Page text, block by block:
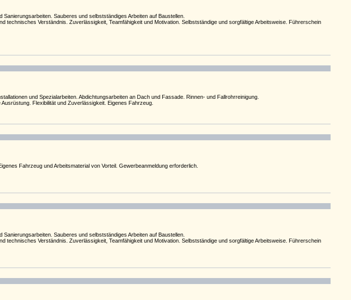
Sauberes und selbstständiges Arbeiten auf Baustellen.
Verständnis. Zuverlässigkeit, Teamfähigkeit und Motivation. Selbstständige und sorgfältige Arbeitsweise. Führerschein
und Spezialarbeiten. Abdichtungsarbeiten an Dach und Fassade. Rinnen- und Fallrohrreinigung.
Flexibilität und Zuverlässigkeit. Eigenes Fahrzeug.
Fahrzeug und Arbeitsmaterial von Vorteil. Gewerbeanmeldung erforderlich.
Sauberes und selbstständiges Arbeiten auf Baustellen.
Verständnis. Zuverlässigkeit, Teamfähigkeit und Motivation. Selbstständige und sorgfältige Arbeitsweise. Führerschein